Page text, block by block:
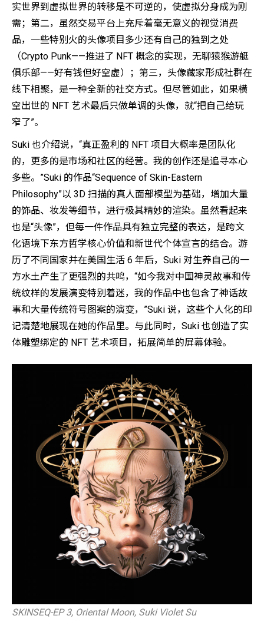
实世界到虚拟世界的转移是不可逆的，使虚拟分身成为刚
需；第二，虽然交易平台上充斥着毫无意义的视觉消费
品，一些特别火的头像项目多少还有自己的独到之处
（Crypto Punk——推进了 NFT 概念的实现，无聊猿猴游艇
俱乐部——好有钱但好空虚）；第三，头像藏家形成社群在
线下相聚，是一种全新的社交方式。但尽管如此，如果横
空出世的 NFT 艺术最后只做单调的头像，就“把自己给玩
窄了”。
Suki 也介绍说，“真正盈利的 NFT 项目大概率是团队化
的，更多的是市场和社区的经营。我的创作还是追寻本心
多些。”Suki 的作品“Sequence of Skin-Eastern
Philosophy”以 3D 扫描的真人面部模型为基础，增加大量
的饰品、妆发等细节，进行极其精妙的渲染。虽然看起来
也是“头像”，但每一件作品具有独立完整的表达，是跨文
化语境下东方哲学核心价值和新世代个体宣言的结合。游
历了不同国家并在美国生活 6 年后，Suki 对生养自己的一
方水土产生了更强烈的共鸣，“如今我对中国神灵故事和传
统纹样的发展演变特别着迷，我的作品中也包含了神话故
事和大量传统符号图案的演变，”Suki 说，这些个人化的印
记清楚地展现在她的作品里。与此同时，Suki 也创造了实
体雕塑绑定的 NFT 艺术项目，拓展简单的屏幕体验。
SKINSEQ-EP 3, Oriental Moon, Suki Violet Su